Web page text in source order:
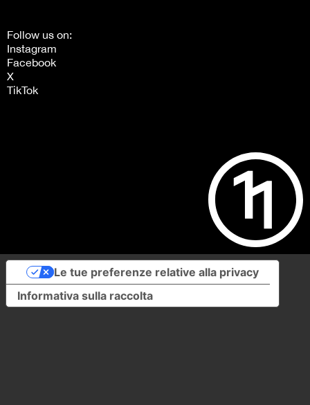
Follow us on:
Instagram
Facebook
X
TikTok
Informativa sulla raccolta
Le tue preferenze relative alla privacy